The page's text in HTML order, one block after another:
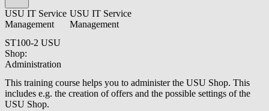
USU IT Service
Management
ST100-2 USU
Shop:
Administration
USU IT Service
Management
This training course helps you to administer the USU Shop. This
includes e.g. the creation of offers and the possible settings of the
USU Shop.